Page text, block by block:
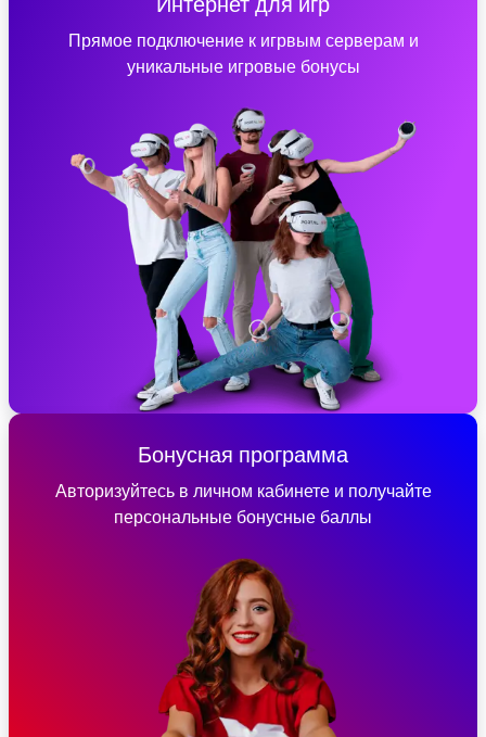
Прямое подключение к игрвым серверам и
уникальные игровые бонусы
Бонусная программа
Авторизуйтесь в личном кабинете и получайте
персональные бонусные баллы